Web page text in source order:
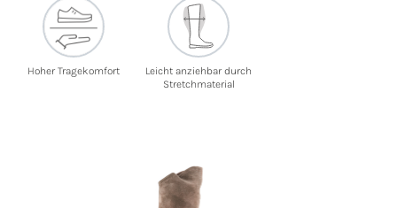
Hoher Tragekomfort
Leicht anziehbar durch
Stretchmaterial